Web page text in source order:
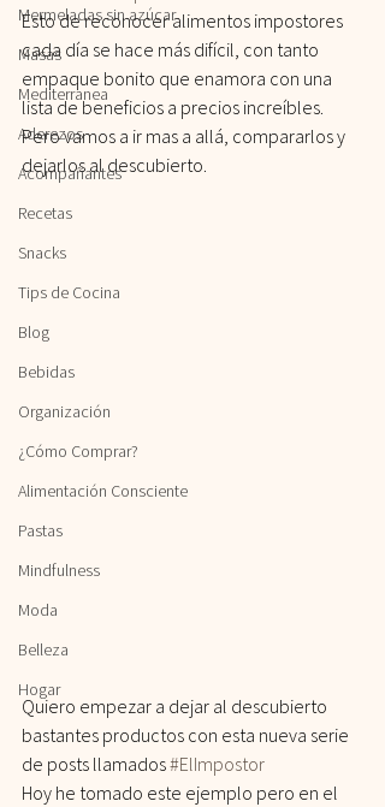
Mermeladas sin azúcar
Masas
Mediterranea
Aderezos
Acompañantes
Recetas
Snacks
Tips de Cocina
Blog
Bebidas
Organización
¿Cómo Comprar?
Alimentación Consciente
Pastas
Mindfulness
Moda
Belleza
Hogar
Esto de reconocer alimentos impostores
cada día se hace más difícil, con tanto
empaque bonito que enamora con una
lista de beneficios a precios increíbles.
Pero vamos a ir mas a allá, compararlos y
dejarlos al descubierto.
Quiero empezar a dejar al descubierto
bastantes productos con esta nueva serie
de posts llamados #ElImpostor
Hoy he tomado este ejemplo pero en el